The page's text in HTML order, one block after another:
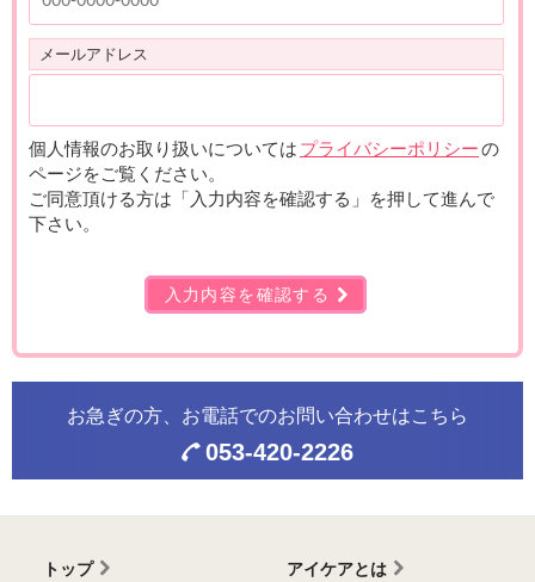
メールアドレス
個人情報のお取り扱いについては プライバシーポリシーの
ページをご覧ください。
ご同意頂ける方は「入力内容を確認する」を押して進んで
下さい。
入力内容を確認する
お急ぎの方、お電話でのお問い合わせはこちら
053-420-2226
トップ アイケアとは